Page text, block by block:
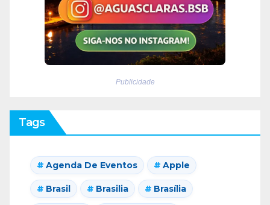
Publicidade
Tags
Agenda De Eventos Apple
Brasil Brasilia Brasília